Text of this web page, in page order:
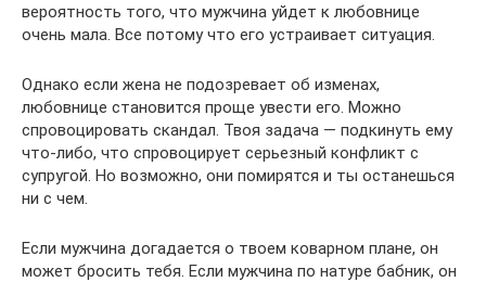
вероятность того, что мужчина уйдет к любовнице
очень мала. Все потому что его устраивает ситуация.
Однако если жена не подозревает об изменах,
любовнице становится проще увести его. Можно
спровоцировать скандал. Твоя задача — подкинуть ему
что-либо, что спровоцирует серьезный конфликт с
супругой. Но возможно, они помирятся и ты останешься
ни с чем.
Если мужчина догадается о твоем коварном плане, он
может бросить тебя. Если мужчина по натуре бабник, он